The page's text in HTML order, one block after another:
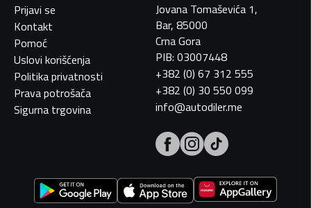
Prijavi se
Kontakt
Pomoć
Uslovi korišćenja
Politika privatnosti
Prava potrošača
Sigurna trgovina
Jovana Tomaševića 1,
Bar, 85000
Crna Gora
PIB: 03007448
+382 (0) 67 312 555
+382 (0) 30 550 099
info@autodiler.me